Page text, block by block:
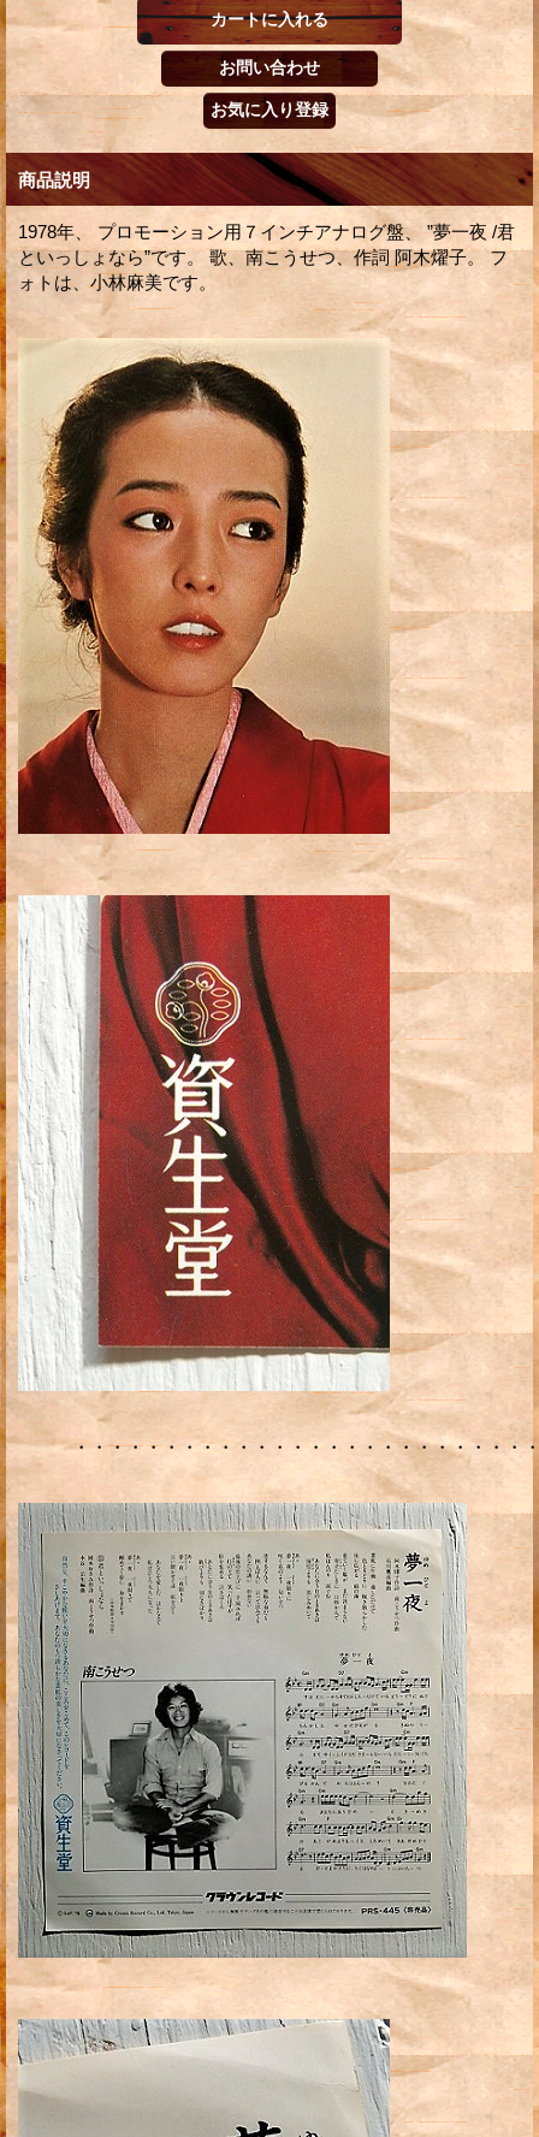
商品説明
1978年、 プロモーション用７インチアナログ盤、 ”夢一夜 /君
といっしょなら”です。 歌、南こうせつ、作詞 阿木燿子。 フ
ォトは、小林麻美です。
・・・・・・・・・・・・・・・・・・・・・・・・・